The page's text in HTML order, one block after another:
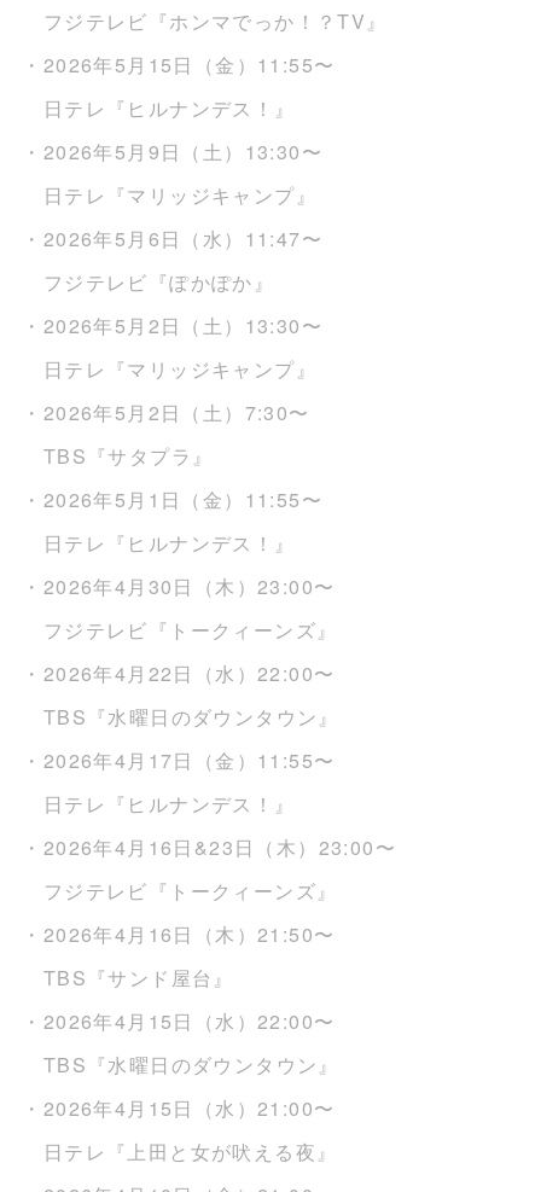
フジテレビ『ホンマでっか！？TV』
・2026年5月15日（金）11:55〜
日テレ『ヒルナンデス！』
・2026年5月9日（土）13:30〜
日テレ『マリッジキャンプ』
・2026年5月6日（水）11:47〜
フジテレビ『ぽかぽか』
・2026年5月2日（土）13:30〜
日テレ『マリッジキャンプ』
・2026年5月2日（土）7:30〜
TBS『サタプラ』
・2026年5月1日（金）11:55〜
日テレ『ヒルナンデス！』
・2026年4月30日（木）23:00〜
フジテレビ『トークィーンズ』
・2026年4月22日（水）22:00〜
TBS『水曜日のダウンタウン』
・2026年4月17日（金）11:55〜
日テレ『ヒルナンデス！』
・2026年4月16日&23日（木）23:00〜
フジテレビ『トークィーンズ』
・2026年4月16日（木）21:50〜
TBS『サンド屋台』
・2026年4月15日（水）22:00〜
TBS『水曜日のダウンタウン』
・2026年4月15日（水）21:00〜
日テレ『上田と女が吠える夜』